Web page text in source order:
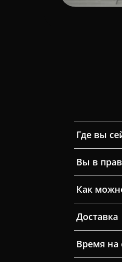
Где вы
Вы в
Как
Доставка
Время на